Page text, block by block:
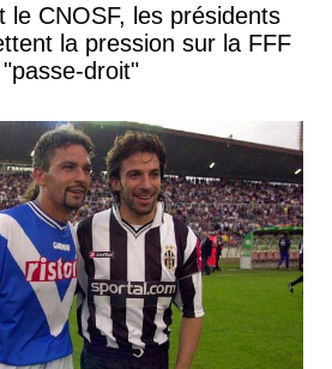
le CNOSF, les présidents
la pression sur la FFF
droit"